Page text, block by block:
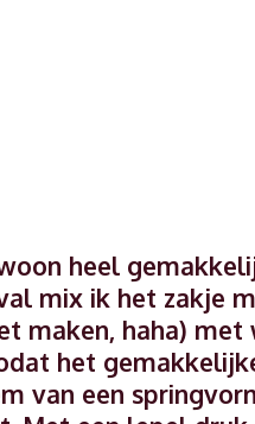
heel
mix ik het zakje
maken, haha) met
het
van een